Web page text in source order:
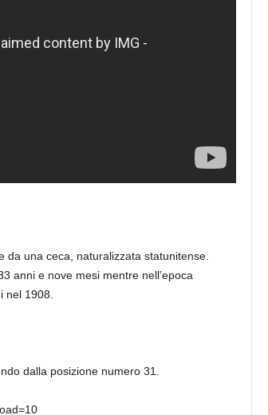
una ceca, naturalizzata statunitense.
anni e nove mesi mentre nell’epoca
nel 1908.
dalla posizione numero 31.